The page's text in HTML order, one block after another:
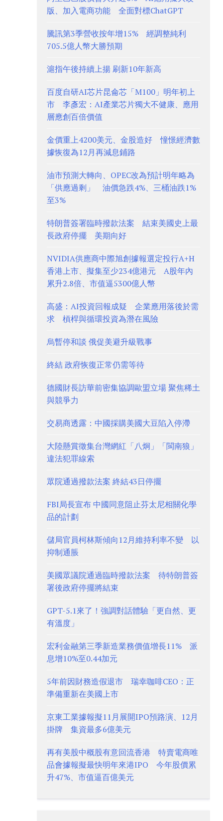
版、加入電商功能 全面對標ChatGPT
騰訊第3季營收按年增15% 經調整純利
705.5億人幣大勝預期
滬指午後持續上揚 刷新10年新高
百度自研AI芯片昆侖芯「M100」明年初上
市 李彥宏：AI產業芯片獨大不健康、應用
層應創百倍價值
金價重上4200美元、金股造好 憧憬經濟數
據恢復為12月再減息鋪路
油市預測大轉向、OPEC改為預計明年略為
「供應過剩」 油價急跌4%、三桶油跌1%
至3%
特朗普簽署臨時撥款法案 結束美國史上最
長政府停擺 美期向好
NVIDIA供應商中際旭創據報選定投行A+H
香港上市、擬集至少234億港元 A股年內
累升2.8倍、市值逼5300億人幣
高盛：AI投資回報成疑 企業應用落後於需
求 槓桿與循環投資為潛在風險
烏暫停和談 俄促美避升級戰事
終結 政府恢復正常仍需等待
德國財長訪華前密集協調歐盟立場 聚焦稀土
與競爭力
交易商透露：中國採購美國大豆陷入停滯
大陸懸賞徵集台灣網紅「八炯」「閩南狼」
違法犯罪線索
眾院通過撥款法案 終結43日停擺
FBI局長宣布 中國同意阻止芬太尼相關化學
品的計劃
儲局官員柯林斯傾向12月維持利率不變 以
抑制通脹
美國眾議院通過臨時撥款法案 待特朗普簽
署後政府停擺將結束
GPT-5.1來了！強調對話體驗「更自然、更
有溫度」
宏利金融第三季新造業務價值增長11% 派
息增10%至0.44加元
5年前因財務造假退市 瑞幸咖啡CEO：正
準備重新在美國上市
京東工業據報擬11月展開IPO預路演、12月
掛牌 集資最多6億美元
再有美股中概股有意回流香港 特賣電商唯
品會據報擬最快明年來港IPO 今年股價累
升47%、市值逼百億美元